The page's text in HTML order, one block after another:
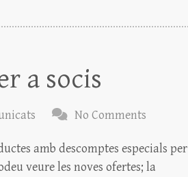
a socis
No Comments
amb descomptes especials per
veure les noves ofertes; la